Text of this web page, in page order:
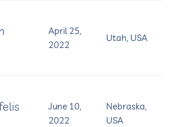
April 25,
2022
Utah, USA
June 10,
2022
Nebraska,
USA